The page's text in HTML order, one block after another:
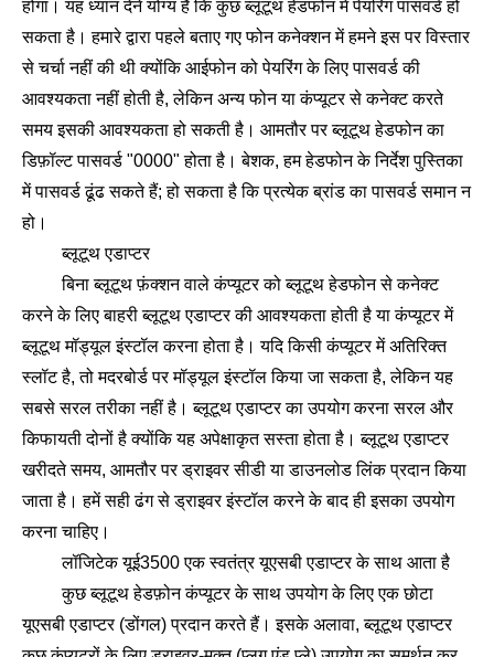
होगा। यह ध्यान देने योग्य है कि कुछ ब्लूटूथ हेडफोन में पेयरिंग पासवर्ड हो
सकता है। हमारे द्वारा पहले बताए गए फोन कनेक्शन में हमने इस पर विस्तार
से चर्चा नहीं की थी क्योंकि आईफोन को पेयरिंग के लिए पासवर्ड की
आवश्यकता नहीं होती है, लेकिन अन्य फोन या कंप्यूटर से कनेक्ट करते
समय इसकी आवश्यकता हो सकती है। आमतौर पर ब्लूटूथ हेडफोन का
डिफ़ॉल्ट पासवर्ड "0000" होता है। बेशक, हम हेडफोन के निर्देश पुस्तिका
में पासवर्ड ढूंढ सकते हैं; हो सकता है कि प्रत्येक ब्रांड का पासवर्ड समान न
हो।
ब्लूटूथ एडाप्टर
बिना ब्लूटूथ फ़ंक्शन वाले कंप्यूटर को ब्लूटूथ हेडफोन से कनेक्ट
करने के लिए बाहरी ब्लूटूथ एडाप्टर की आवश्यकता होती है या कंप्यूटर में
ब्लूटूथ मॉड्यूल इंस्टॉल करना होता है। यदि किसी कंप्यूटर में अतिरिक्त
स्लॉट है, तो मदरबोर्ड पर मॉड्यूल इंस्टॉल किया जा सकता है, लेकिन यह
सबसे सरल तरीका नहीं है। ब्लूटूथ एडाप्टर का उपयोग करना सरल और
किफायती दोनों है क्योंकि यह अपेक्षाकृत सस्ता होता है। ब्लूटूथ एडाप्टर
खरीदते समय, आमतौर पर ड्राइवर सीडी या डाउनलोड लिंक प्रदान किया
जाता है। हमें सही ढंग से ड्राइवर इंस्टॉल करने के बाद ही इसका उपयोग
करना चाहिए।
लॉजिटेक यूई3500 एक स्वतंत्र यूएसबी एडाप्टर के साथ आता है
कुछ ब्लूटूथ हेडफ़ोन कंप्यूटर के साथ उपयोग के लिए एक छोटा
यूएसबी एडाप्टर (डोंगल) प्रदान करते हैं। इसके अलावा, ब्लूटूथ एडाप्टर